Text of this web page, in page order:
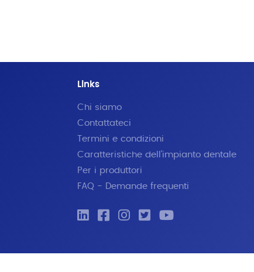
Links
Chi siamo
Contattateci
Termini e condizioni
Caratteristiche dell'impianto dentale
Per i produttori
FAQ - Demande frequenti